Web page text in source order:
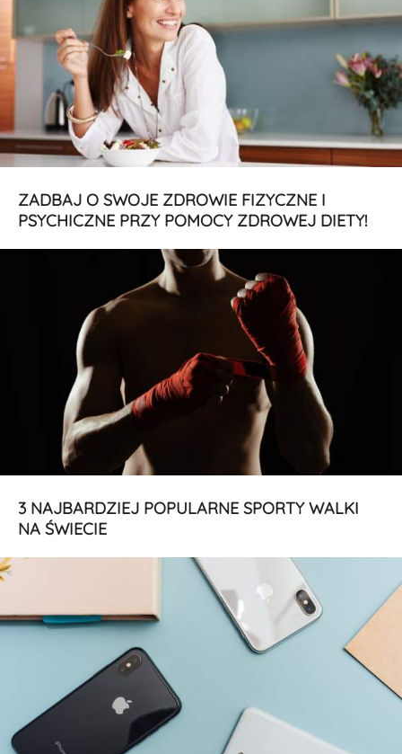
ZADBAJ O SWOJE ZDROWIE FIZYCZNE I
PSYCHICZNE PRZY POMOCY ZDROWEJ DIETY!
3 NAJBARDZIEJ POPULARNE SPORTY WALKI
NA ŚWIECIE